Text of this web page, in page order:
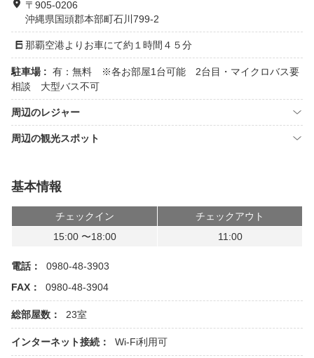
〒905-0206
沖縄県国頭郡本部町石川799-2
那覇空港よりお車にて約１時間４５分
駐車場 : 有：無料 ※各お部屋1台可能 2台目・マイクロバス要
相談 大型バス不可
周辺のレジャー
周辺の観光スポット
基本情報
チェックイン
チェックアウト
15:00 〜18:00
11:00
電話：
0980-48-3903
FAX：
0980-48-3904
総部屋数： 23室
インターネット接続： Wi-Fi利用可